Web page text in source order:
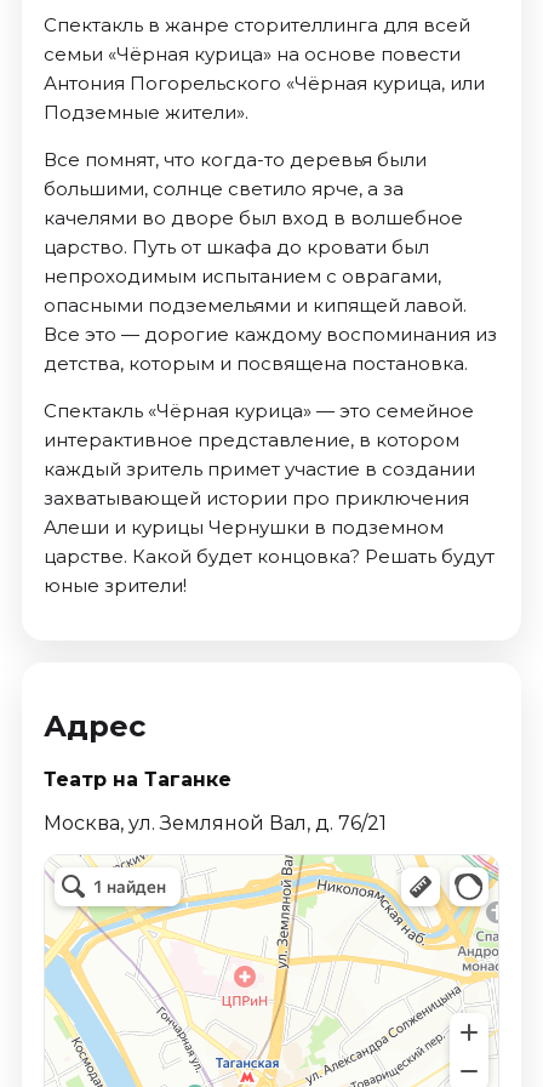
Спектакль в жанре сторителлинга для всей
семьи «Чёрная курица» на основе повести
Антония Погорельского «Чёрная курица, или
Подземные жители».
Все помнят, что когда-то деревья были
большими, солнце светило ярче, а за
качелями во дворе был вход в волшебное
царство. Путь от шкафа до кровати был
непроходимым испытанием с оврагами,
опасными подземельями и кипящей лавой.
Все это — дорогие каждому воспоминания из
детства, которым и посвящена постановка.
Спектакль «Чёрная курица» — это семейное
интерактивное представление, в котором
каждый зритель примет участие в создании
захватывающей истории про приключения
Алеши и курицы Чернушки в подземном
царстве. Какой будет концовка? Решать будут
юные зрители!
Адрес
Театр на Таганке
Москва, ул. Земляной Вал, д. 76/21